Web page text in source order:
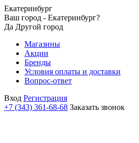
Екатеринбург
Ваш город - Екатеринбург?
Да Другой город
Магазины
Акции
Бренды
Условия оплаты и доставки
Вопрос-ответ
Вход Регистрация
+7 (343) 361-68-68 Заказать звонок